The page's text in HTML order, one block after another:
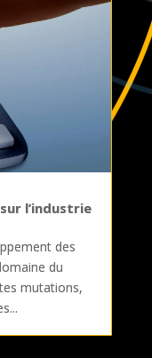
l’industrie
des
du
mutations,